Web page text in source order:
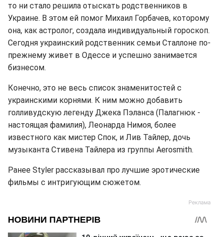
то ни стало решила отыскать родственников в
Украине. В этом ей помог Михаил Горбачев, которому
она, как астролог, создала индивидуальный гороскоп.
Сегодня украинский родственник семьи Сталлоне по-
прежнему живет в Одессе и успешно занимается
бизнесом.
Конечно, это не весь список знаменитостей с
украинскими корнями. К ним можно добавить
голливудскую легенду Джека Пэланса (Палагнюк -
настоящая фамилия), Леонарда Нимоя, более
известного как мистер Спок, и Лив Тайлер, дочь
музыканта Стивена Тайлера из группы Aerosmith.
Ранее Styler рассказывал про лучшие эротические
фильмы с интригующим сюжетом.